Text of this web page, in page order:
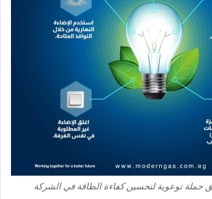
توعوية لتحسين كفاءة الطاقة في الشركة